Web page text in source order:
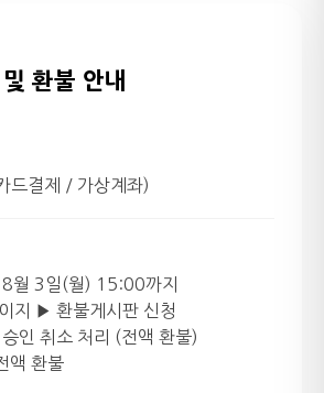
환불 안내
드결제 / 가상계좌)
8월 3일(월) 15:00까지
지
▶ 환불게시판 신청
인 취소 처리 (전액 환불)
액 환불